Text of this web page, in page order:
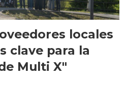
locales
clave para la
Multi X"